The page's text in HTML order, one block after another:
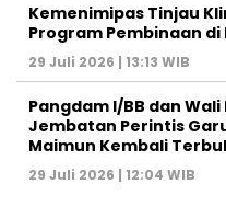
Kemenimipas Tinjau
Program Pembinaan di
29 Juli 2026 | 13:13 WIB
Pangdam I/BB dan
Jembatan Perintis
Maimun Kembali
29 Juli 2026 | 12:04 WIB